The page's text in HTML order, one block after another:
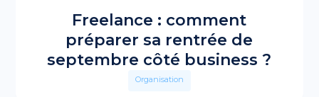
Freelance : comment
préparer sa rentrée de
septembre côté business ?
Organisation